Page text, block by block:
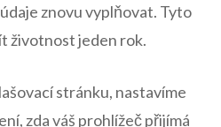
znovu vyplňovat. Tyto
životnost jeden rok.
stránku, nastavíme
zda váš prohlížeč přijímá